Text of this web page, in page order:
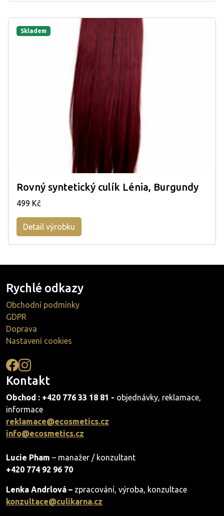
Skladem
Rovný syntetický culík Lénia, Burgundy
499 Kč
Detail výrobku
Rychlé odkazy
Obchodní podmínky
GDPR
Doprava
Nastavení cookies
Kontakt
Obchod : +420 776 33 18 81 - objednávky, reklamace,
informace
reklamace@ecosmetics.cz
info@ecosmetics.cz
Lucie Pham – manažer / konzultant
+420 774 92 96 70
Lenka Andrlová – zpracování, výroba, konzultace
konzultace@culikarna.cz